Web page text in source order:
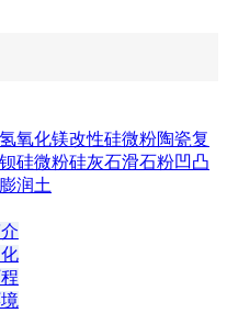
氧化镁改性硅微粉陶瓷复
硅微粉硅灰石滑石粉凹凸
膨润土